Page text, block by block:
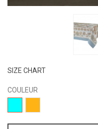
SIZE CHART
COULEUR
AQUANARANJA